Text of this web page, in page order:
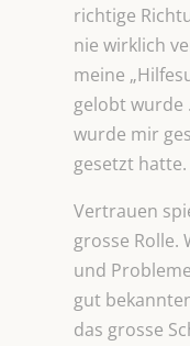
richtige
nie wirklich
meine
gelobt wurde
wurde mir
gesetzt hatte.
Vertrauen
grosse Rolle.
und
gut
das grosse